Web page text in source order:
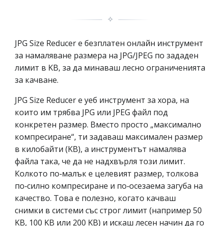
✧
JPG Size Reducer е безплатен онлайн инструмент
за намаляване размера на JPG/JPEG по зададен
лимит в KB, за да минаваш лесно ограниченията
за качване.
JPG Size Reducer е уеб инструмент за хора, на
които им трябва JPG или JPEG файл под
конкретен размер. Вместо просто „максимално
компресиране“, ти задаваш максимален размер
в килобайти (KB), а инструментът намалява
файла така, че да не надхвърля този лимит.
Колкото по‑малък е целевият размер, толкова
по‑силно компресиране и по‑осезаема загуба на
качество. Това е полезно, когато качваш
снимки в системи със строг лимит (например 50
KB, 100 KB или 200 KB) и искаш лесен начин да го